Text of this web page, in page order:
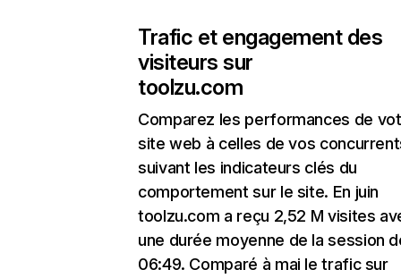
Trafic et engagement des
visiteurs sur
toolzu.com
Comparez les performances de
site web à celles de vos
suivant les indicateurs clés du
comportement sur le site. En juin
toolzu.com a reçu 2,52 M visites
une durée moyenne de la session
06:49. Comparé à mai le trafic sur